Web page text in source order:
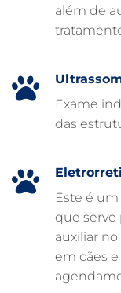
CUIDADOS
CLÍNICA
CLÍNICA
ATENDIMENTO
além de
Exame
das
Este é
que serve
auxiliar
em cães